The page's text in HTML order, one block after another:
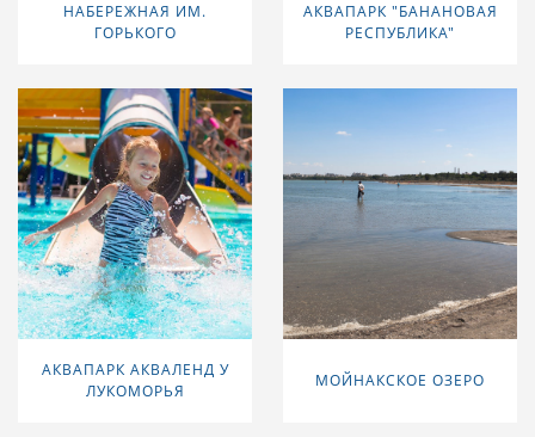
НАБЕРЕЖНАЯ ИМ.
ГОРЬКОГО
АКВАПАРК "БАНАНОВАЯ
РЕСПУБЛИКА"
АКВАПАРК АКВАЛЕНД У
ЛУКОМОРЬЯ
МОЙНАКСКОЕ ОЗЕРО